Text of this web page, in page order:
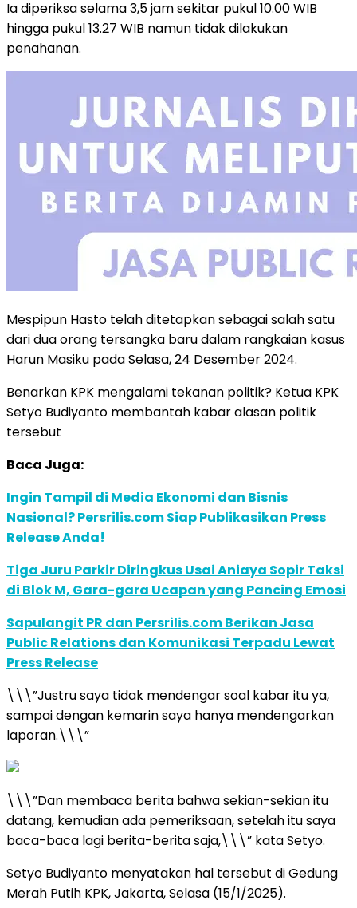
Ia diperiksa selama 3,5 jam sekitar pukul 10.00 WIB
hingga pukul 13.27 WIB namun tidak dilakukan
penahanan.
Mespipun Hasto telah ditetapkan sebagai salah satu
dari dua orang tersangka baru dalam rangkaian kasus
Harun Masiku pada Selasa, 24 Desember 2024.
Benarkan KPK mengalami tekanan politik? Ketua KPK
Setyo Budiyanto membantah kabar alasan politik
tersebut
Baca Juga:
Ingin Tampil di Media Ekonomi dan Bisnis
Nasional? Persrilis.com Siap Publikasikan Press
Release Anda!
Tiga Juru Parkir Diringkus Usai Aniaya Sopir Taksi
di Blok M, Gara-gara Ucapan yang Pancing Emosi
Sapulangit PR dan Persrilis.com Berikan Jasa
Public Relations dan Komunikasi Terpadu Lewat
Press Release
\\\”Justru saya tidak mendengar soal kabar itu ya,
sampai dengan kemarin saya hanya mendengarkan
laporan.\\\”
\\\”Dan membaca berita bahwa sekian-sekian itu
datang, kemudian ada pemeriksaan, setelah itu saya
baca-baca lagi berita-berita saja,\\\” kata Setyo.
Setyo Budiyanto menyatakan hal tersebut di Gedung
Merah Putih KPK, Jakarta, Selasa (15/1/2025).